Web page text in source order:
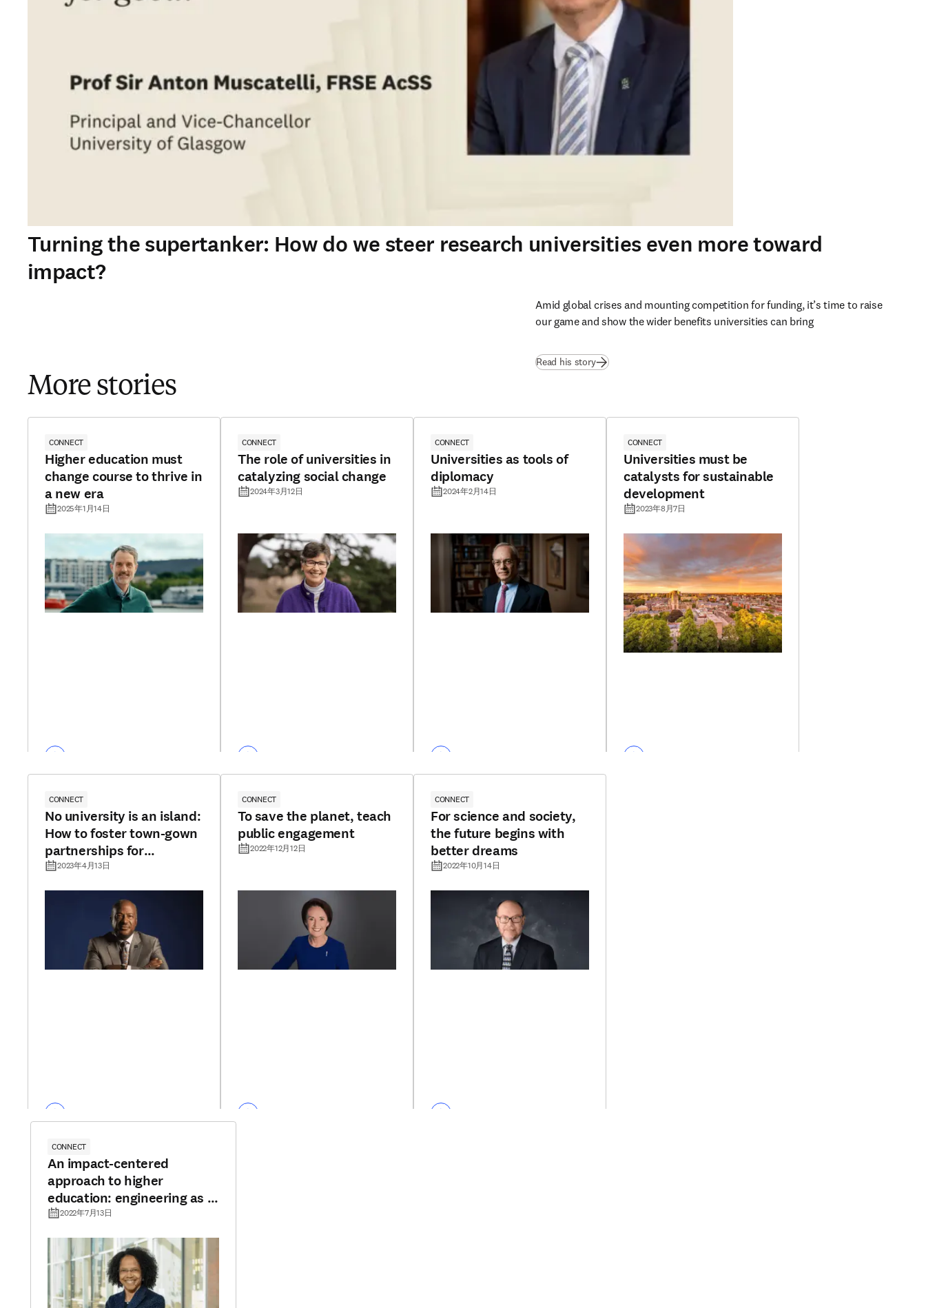
Turning the supertanker: How do we steer research universities even more toward
impact?
Amid global crises and mounting competition for funding, it’s time to raise
our game and show the wider benefits universities can bring
Read his story
More stories
CONNECT
Higher education must
change course to thrive in
a new era
2025年1月14日
CONNECT
The role of universities in
catalyzing social change
2024年3月12日
CONNECT
Universities as tools of
diplomacy
2024年2月14日
CONNECT
Universities must be
catalysts for sustainable
development
2023年8月7日
CONNECT
No university is an island:
How to foster town-gown
partnerships for
impactful outcomes
2023年4月13日
CONNECT
To save the planet, teach
public engagement
2022年12月12日
CONNECT
For science and society,
the future begins with
better dreams
2022年10月14日
CONNECT
An impact-centered
approach to higher
education: engineering as a
model
2022年7月13日